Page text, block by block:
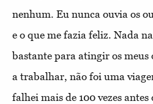
nenhum. Eu nunca ouvia os
e o que me fazia feliz. Nada
bastante para atingir os meus
a trabalhar, não foi uma
falhei mais de 100 vezes antes